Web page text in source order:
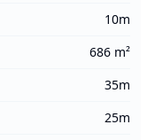
10m
686 m²
35m
25m